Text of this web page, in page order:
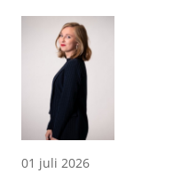
01 juli 2026